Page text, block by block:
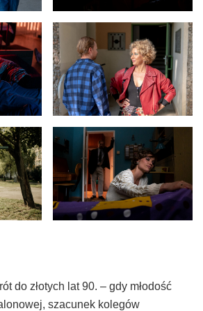
do złotych lat 90. – gdy młodość
szacunek kolegów